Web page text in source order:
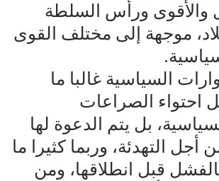
والأقوى ورأس السلطة
موجهة إلى مختلف القوى
السياسية غالبا ما
احتواء الصراعات
بل يتم الدعوة لها
التهدئة، وربما كثيرا ما
قبل انطلاقها، ومن